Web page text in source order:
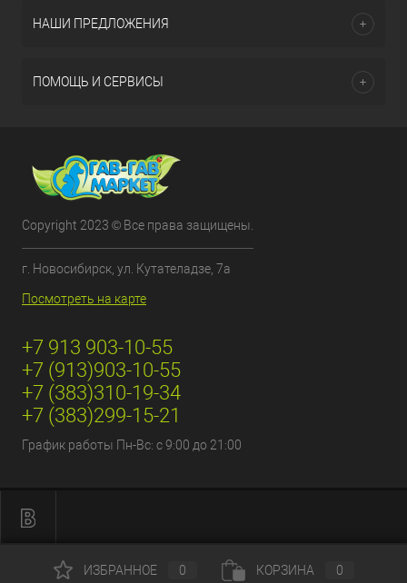
НАШИ ПРЕДЛОЖЕНИЯ
ПОМОЩЬ И СЕРВИСЫ
Copyright 2023 © Все права защищены.
г. Новосибирск, ул. Кутателадзе, 7а
Посмотреть на карте
+7 913 903-10-55
+7 (913)903-10-55
+7 (383)310-19-34
+7 (383)299-15-21
График работы Пн-Вс: с 9:00 до 21:00
ИЗБРАННОЕ 0 КОРЗИНА 0